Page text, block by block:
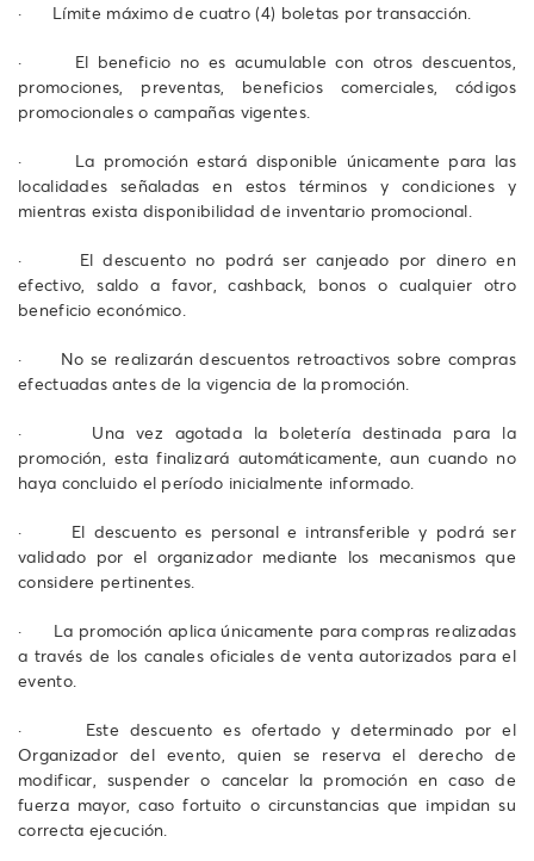
· Límite máximo de cuatro (4) boletas por transacción.
· El beneficio no es acumulable con otros descuentos,
promociones, preventas, beneficios comerciales, códigos
promocionales o campañas vigentes.
· La promoción estará disponible únicamente para las
localidades señaladas en estos términos y condiciones y
mientras exista disponibilidad de inventario promocional.
· El descuento no podrá ser canjeado por dinero en
efectivo, saldo a favor, cashback, bonos o cualquier otro
beneficio económico.
· No se realizarán descuentos retroactivos sobre compras
efectuadas antes de la vigencia de la promoción.
· Una vez agotada la boletería destinada para la
promoción, esta finalizará automáticamente, aun cuando no
haya concluido el período inicialmente informado.
· El descuento es personal e intransferible y podrá ser
validado por el organizador mediante los mecanismos que
considere pertinentes.
· La promoción aplica únicamente para compras realizadas
a través de los canales oficiales de venta autorizados para el
evento.
· Este descuento es ofertado y determinado por el
Organizador del evento, quien se reserva el derecho de
modificar, suspender o cancelar la promoción en caso de
fuerza mayor, caso fortuito o circunstancias que impidan su
correcta ejecución.